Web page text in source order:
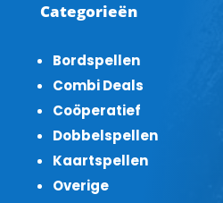
Categorieën
Bordspellen
Combi Deals
Coöperatief
Dobbelspellen
Kaartspellen
Overige